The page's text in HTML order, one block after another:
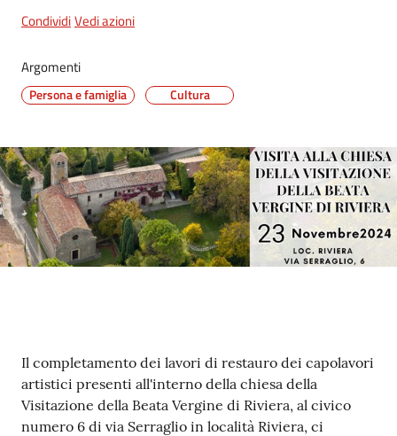
gli
argomenti
CondividiVedi azioni
Argomenti
Persona e famiglia Cultura
Contenuto
Il completamento dei lavori di restauro dei capolavori
artistici presenti all'interno della chiesa della
Visitazione della Beata Vergine di Riviera, al civico
numero 6 di via Serraglio in località Riviera, ci